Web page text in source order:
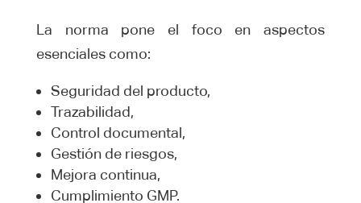
La norma pone el foco en aspectos
esenciales como:
Seguridad del producto,
Trazabilidad,
Control documental,
Gestión de riesgos,
Mejora continua,
Cumplimiento GMP.